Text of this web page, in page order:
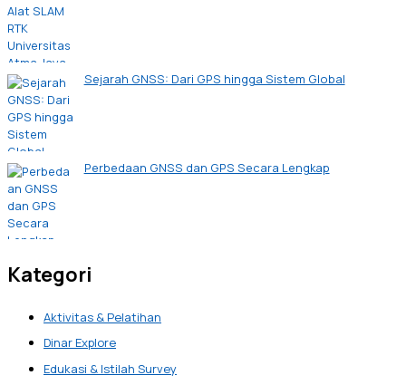
Sejarah GNSS: Dari GPS hingga Sistem Global
Perbedaan GNSS dan GPS Secara Lengkap
Kategori
Aktivitas & Pelatihan
Dinar Explore
Edukasi & Istilah Survey